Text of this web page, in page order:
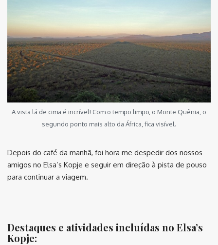
A vista lá de cima é incrível! Com o tempo limpo, o Monte Quênia, o
segundo ponto mais alto da África, fica visível.
Depois do café da manhã, foi hora me despedir dos nossos
amigos no Elsa’s Kopje e seguir em direção à pista de pouso
para continuar a viagem.
Destaques e atividades incluídas no Elsa’s
Kopje: